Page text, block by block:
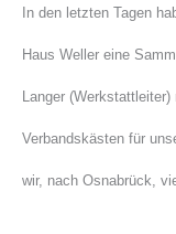
In den letzten Tagen
Haus Weller eine
Langer
Verbandskästen für
wir, nach Osnabrück,